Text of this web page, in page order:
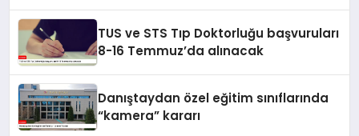
TUS ve STS Tıp Doktorluğu başvuruları
8-16 Temmuz’da alınacak
Danıştaydan özel eğitim sınıflarında
“kamera” kararı